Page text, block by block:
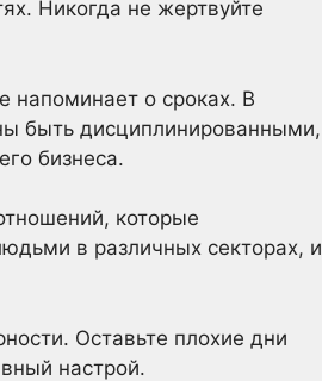
Никогда не жертвуйте
напоминает о сроках. В
быть дисциплинированными,
бизнеса.
которые
в различных секторах, и
Оставьте плохие дни
настрой.